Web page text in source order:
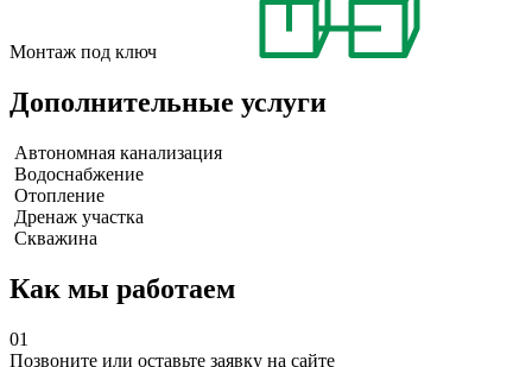
Монтаж под ключ
Дополнительные услуги
Автономная канализация
Водоснабжение
Отопление
Дренаж участка
Скважина
Как мы работаем
01
Позвоните или оставьте заявку на сайте